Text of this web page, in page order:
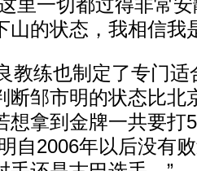
里一切都过得非常
山的状态，我相信我
练也制定了专门适
断邹市明的状态比北
想拿到金牌一共要打
自2006年以后没有